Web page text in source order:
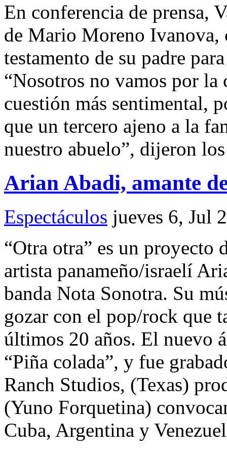
En conferencia de prensa,
de Mario Moreno Ivanova,
testamento de su padre
“Nosotros no vamos por
cuestión más sentimental,
que un tercero ajeno a la
nuestro abuelo”, dijeron
Arian Abadi, amante
Espectáculos jueves 6, Jul
“Otra otra” es un proyecto
artista panameño/israelí
banda Nota Sonotra. Su
gozar con el pop/rock que
últimos 20 años. El nuevo
“Piña colada”, y fue
Ranch Studios, (Texas)
(Yuno Forquetina)
Cuba, Argentina y